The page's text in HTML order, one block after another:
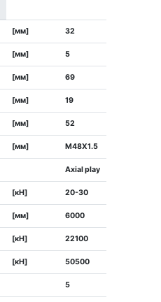
[мм] 32
[мм] 5
[мм] 69
[мм] 19
[мм] 52
[мм] M48X1.5
Axial play
[кН] 20-30
[мм] 6000
[кН] 22100
[кН] 50500
5